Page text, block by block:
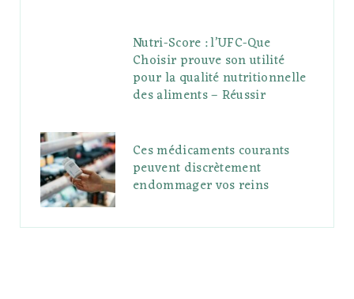
Nutri-Score : l’UFC-Que
Choisir prouve son utilité
pour la qualité nutritionnelle
des aliments – Réussir
Ces médicaments courants
peuvent discrètement
endommager vos reins